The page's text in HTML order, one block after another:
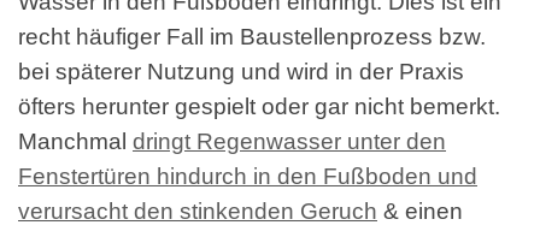
recht häufiger Fall im Baustellenprozess bzw.
bei späterer Nutzung und wird in der Praxis
öfters herunter gespielt oder gar nicht bemerkt.
Manchmal dringt Regenwasser unter den
Fenstertüren hindurch in den Fußboden und
verursacht den stinkenden Geruch & einen